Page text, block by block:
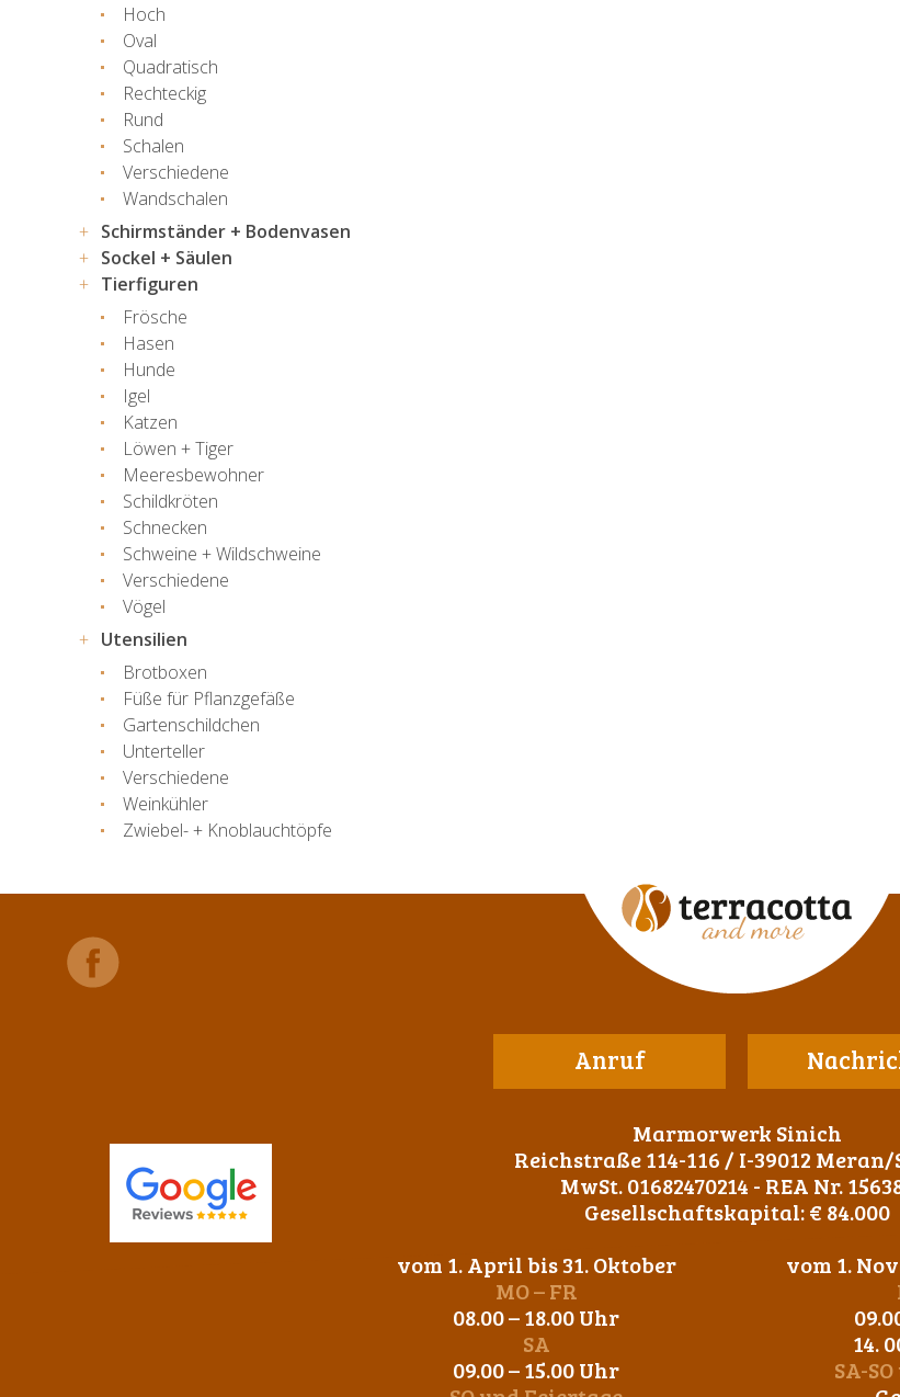
Hoch
Oval
Quadratisch
Rechteckig
Rund
Schalen
Verschiedene
Wandschalen
Schirmständer + Bodenvasen
Sockel + Säulen
Tierfiguren
Frösche
Hasen
Hunde
Igel
Katzen
Löwen + Tiger
Meeresbewohner
Schildkröten
Schnecken
Schweine + Wildschweine
Verschiedene
Vögel
Utensilien
Brotboxen
Füße für Pflanzgefäße
Gartenschildchen
Unterteller
Verschiedene
Weinkühler
Zwiebel- + Knoblauchtöpfe
Anruf
Marmorwerk Sinich
Reichstraße 114-116 / I-39012
MwSt. 01682470214 - REA Nr.
Gesellschaftskapital: € 84.000
vom 1. April bis 31. Oktober
MO – FR
08.00 – 18.00 Uhr
SA
09.00 – 15.00 Uhr
vom 1.
14.
SA-